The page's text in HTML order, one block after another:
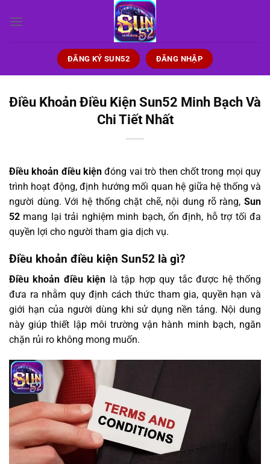
qua
ĐĂNG KÝ SUN52 ĐĂNG NHẬP
Điều Khoản Điều Kiện Sun52 Minh Bạch Và
Chi Tiết Nhất
Điều khoản điều kiện đóng vai trò then chốt trong mọi quy
trình hoạt động, định hướng mối quan hệ giữa hệ thống và
người dùng. Với hệ thống chặt chẽ, nội dung rõ ràng, Sun
52 mang lại trải nghiệm minh bạch, ổn định, hỗ trợ tối đa
quyền lợi cho người tham gia dịch vụ.
Điều khoản điều kiện Sun52 là gì?
Điều khoản điều kiện là tập hợp quy tắc được hệ thống
đưa ra nhằm quy định cách thức tham gia, quyền hạn và
giới hạn của người dùng khi sử dụng nền tảng. Nội dung
này giúp thiết lập môi trường vận hành minh bạch, ngăn
chặn rủi ro không mong muốn.